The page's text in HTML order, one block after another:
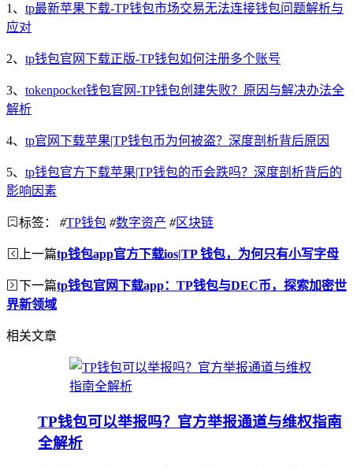
1、 tp最新苹果下载-TP钱包市场交易无法连接钱包问题解析与
应对
2、 tp钱包官网下载正版-TP钱包如何注册多个账号
3、 tokenpocket钱包官网-TP钱包创建失败？原因与解决办法全
解析
4、 tp官网下载苹果|TP钱包币为何被盗？深度剖析背后原因
5、 tp钱包官方下载苹果|TP钱包的币会跌吗？深度剖析背后的
影响因素
标签： #TP钱包 #数字资产 #区块链
上一篇tp钱包app官方下载ios|TP 钱包，为何只有小写字母
下一篇tp钱包官网下载app：TP钱包与DEC币，探索加密世
界新领域
相关文章
TP钱包可以举报吗？官方举报通道与维权指南
全解析